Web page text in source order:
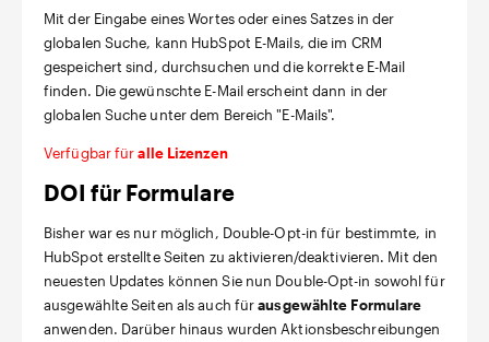
Mit der Eingabe eines Wortes oder eines Satzes in der
globalen Suche, kann HubSpot E-Mails, die im CRM
gespeichert sind, durchsuchen und die korrekte E-Mail
finden. Die gewünschte E-Mail erscheint dann in der
globalen Suche unter dem Bereich "E-Mails".
Verfügbar füralle Lizenzen
DOI für Formulare
Bisher war es nur möglich, Double-Opt-in für bestimmte, in
HubSpot erstellte Seiten zu aktivieren/deaktivieren. Mit den
neuesten Updates können Sie nun Double-Opt-in sowohl für
ausgewählte Seiten als auch fürausgewählte Formulare
anwenden. Darüber hinaus wurden Aktionsbeschreibungen